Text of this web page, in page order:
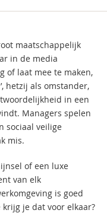
maatschappelijk
in de media
of laat mee te maken,
hetzij als omstander,
in een
Managers spelen
sociaal veilige
mis.
of een luxe
van elk
is goed
je dat voor elkaar?